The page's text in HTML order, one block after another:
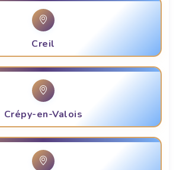
Creil
Crépy-en-Valois